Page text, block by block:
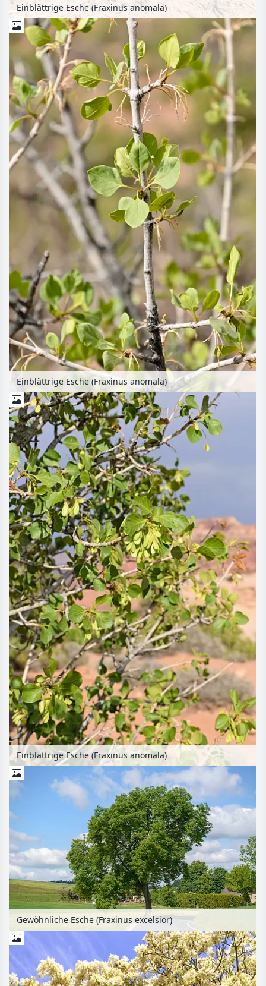
Einblättrige Esche (Fraxinus anomala)
Einblättrige Esche (Fraxinus anomala)
Einblättrige Esche (Fraxinus anomala)
Gewöhnliche Esche (Fraxinus excelsior)